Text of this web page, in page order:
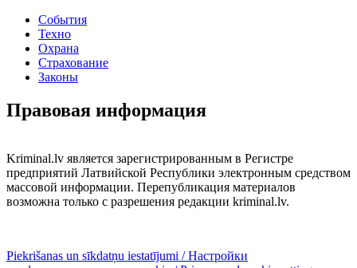
События
Техно
Охрана
Страхование
Законы
Правовая информация
Kriminal.lv является зарегистрированным в Регистре
предприятий Латвийской Республики электронным средством
массовой информации. Перепубликация материалов
возможна только с разрешения редакции kriminal.lv.
Piekrišanas un sīkdatņu iestatījumi / Настройки